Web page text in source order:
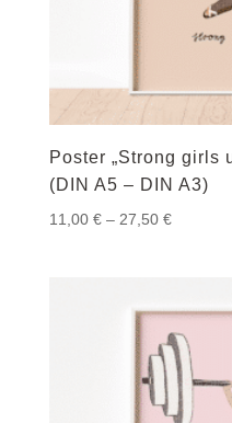
Poster „Strong girls
(DIN A5 – DIN A3)
11,00 € – 27,50 €